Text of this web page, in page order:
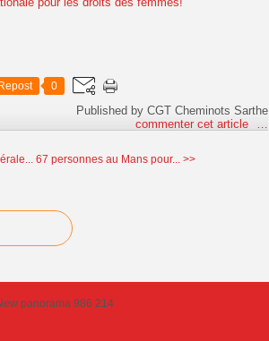
0
Published by CGT Cheminots Sarthe
commenter cet article
67 personnes au Mans pour... >>